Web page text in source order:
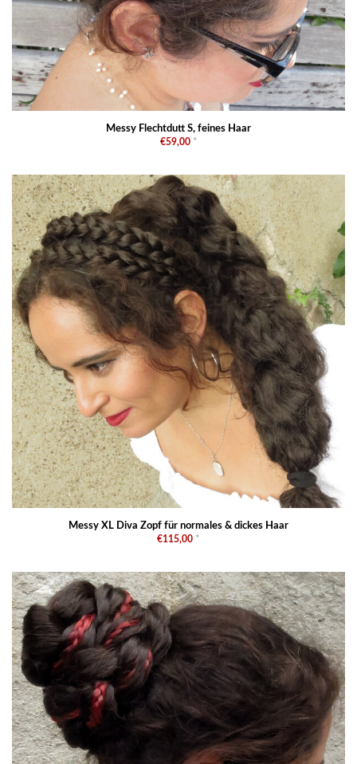
Messy Flechtdutt S, feines Haar
€59,00 *
Messy XL Diva Zopf für normales & dickes Haar
€115,00 *